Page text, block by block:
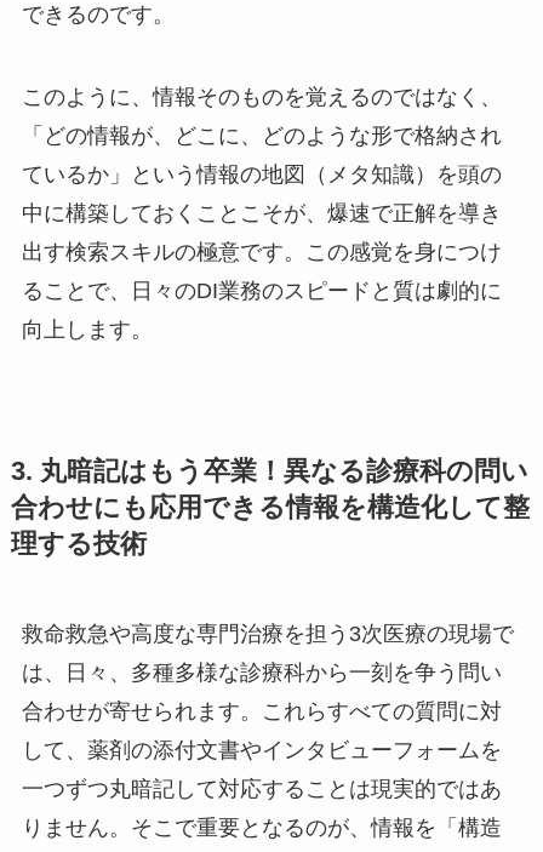
できるのです。
このように、情報そのものを覚えるのではなく、
「どの情報が、どこに、どのような形で格納され
ているか」という情報の地図（メタ知識）を頭の
中に構築しておくことこそが、爆速で正解を導き
出す検索スキルの極意です。この感覚を身につけ
ることで、日々のDI業務のスピードと質は劇的に
向上します。
3. 丸暗記はもう卒業！異なる診療科の問い
合わせにも応用できる情報を構造化して整
理する技術
救命救急や高度な専門治療を担う3次医療の現場で
は、日々、多種多様な診療科から一刻を争う問い
合わせが寄せられます。これらすべての質問に対
して、薬剤の添付文書やインタビューフォームを
一つずつ丸暗記して対応することは現実的ではあ
りません。そこで重要となるのが、情報を「構造